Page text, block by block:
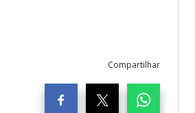
Compartilhar